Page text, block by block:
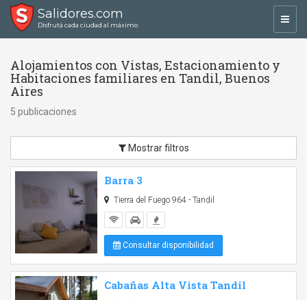
Salidores.com
Disfrutá cada ciudad al máximo
Alojamientos con Vistas, Estacionamiento y
Habitaciones familiares en Tandil, Buenos
Aires
5 publicaciones
Mostrar filtros
Barra 3
Tierra del Fuego 964 - Tandil
Consultar disponibilidad
Cabañas Alta Vista Tandil